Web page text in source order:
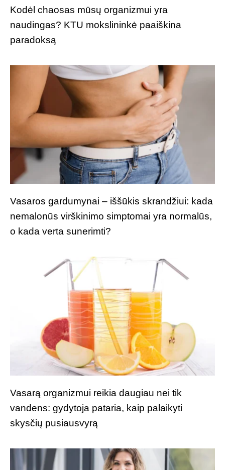
Kodėl chaosas mūsų organizmui yra
naudingas? KTU mokslininkė paaiškina
paradoksą
Vasaros gardumynai – iššūkis skrandžiui: kada
nemalonūs virškinimo simptomai yra normalūs,
o kada verta sunerimti?
Vasarą organizmui reikia daugiau nei tik
vandens: gydytoja pataria, kaip palaikyti
skysčių pusiausvyrą